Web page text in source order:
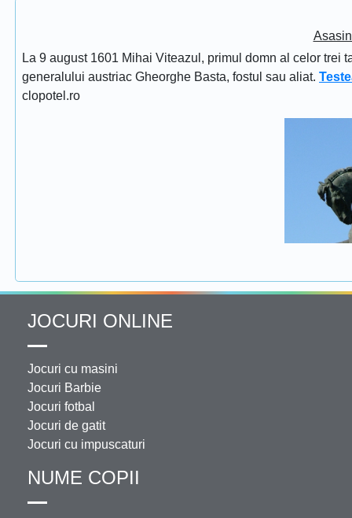
La 9 august 1601 Mihai Viteazul, primul domn al celor trei
generalului austriac Gheorghe Basta, fostul sau aliat.
clopotel.ro
JOCURI ONLINE
Jocuri cu masini
Jocuri Barbie
Jocuri fotbal
Jocuri de gatit
Jocuri cu impuscaturi
NUME COPII